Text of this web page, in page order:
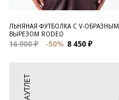
ЛЬНЯНАЯ ФУТБОЛКА C V-ОБРАЗНЫМ
ВЫРЕЗОМ RODEO
16 900 ₽ -50% 8 450 ₽
АУТЛЕТ